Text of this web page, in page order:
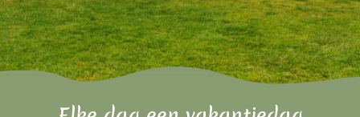
Informatie
VROEGBOEKVOORDEEL 2026/2027!
Bekijk hier de voorwaarden